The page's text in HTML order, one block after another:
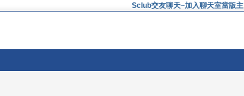
Sclub交友聊天~加入聊天室當版主